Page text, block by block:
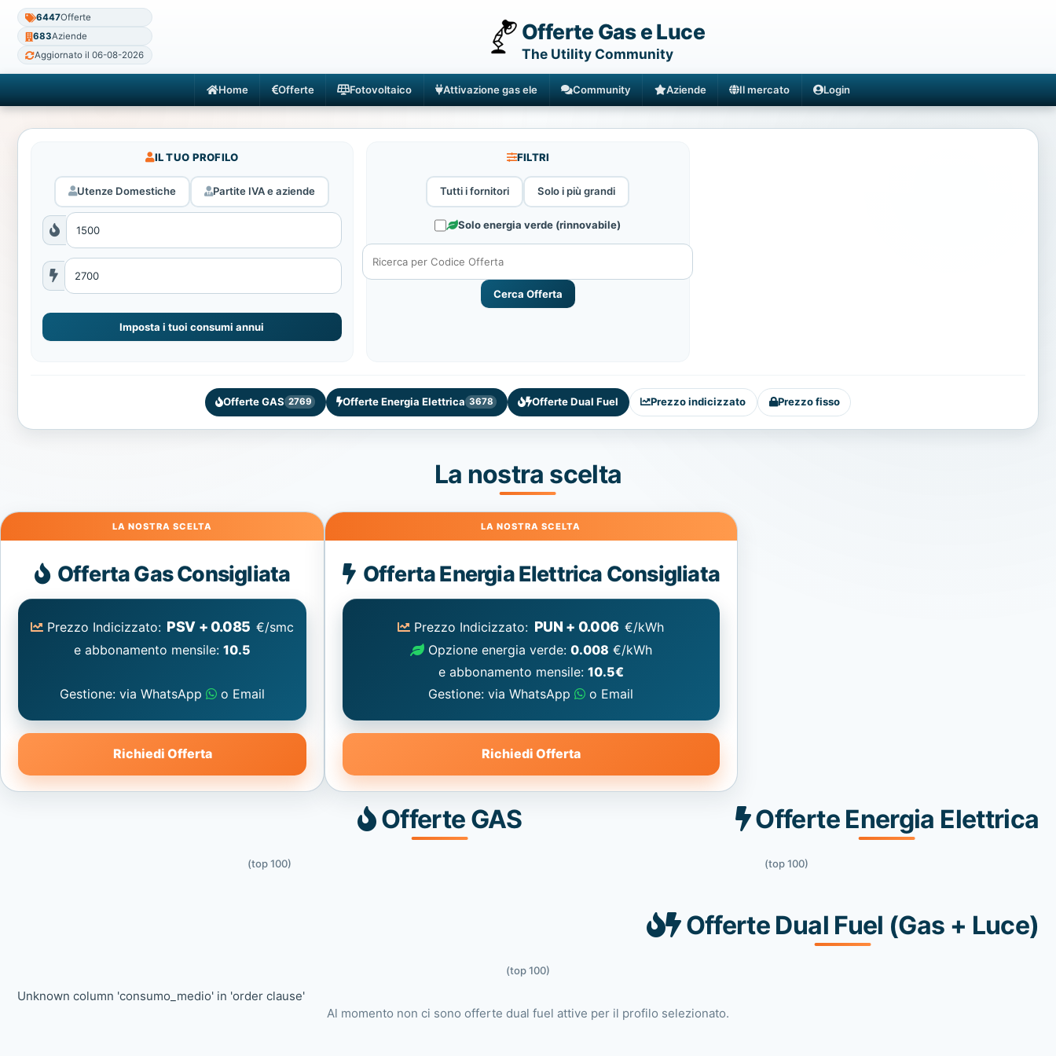
6447Offerte
683Aziende
Aggiornato il 06-08-2026
Offerte Gas e Luce
The Utility Community
Home Offerte Fotovoltaico Attivazione gas ele Community Aziende Il mercato Login
IL TUO PROFILO
Utenze Domestiche Partite IVA e aziende
Imposta i tuoi consumi annui
FILTRI
Tutti i fornitori Solo i più grandi
Solo energia verde (rinnovabile)
Cerca Offerta
Offerte GAS 2769 Offerte Energia Elettrica 3678 Offerte Dual Fuel Prezzo indicizzato Prezzo fisso
La nostra scelta
Gas
Offerta Gas Consigliata
Prezzo Indicizzato: PSV + 0.085 €/smc
e abbonamento mensile:10.5
Gestione: via WhatsApp o Email
Richiedi Offerta
Energia
Elettrica
consigliata
Offerta Energia Elettrica Consigliata
Prezzo Indicizzato: PUN + 0.006 €/kWh
Opzione energia verde: 0.008 €/kWh
e abbonamento mensile: 10.5€
Gestione: via WhatsApp
o Email
Richiedi Offerta
Offerte GAS
(top 100)
Offerte Energia Elettrica
(top 100)
Offerte Dual Fuel (Gas + Luce)
(top 100)
Unknown column 'consumo_medio' in 'order clause'
Al momento non ci sono offerte dual fuel attive per il profilo selezionato.